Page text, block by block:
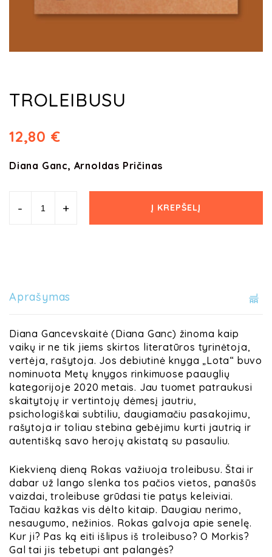
TROLEIBUSU
12,80 €
Diana Ganc, Arnoldas Pričinas
- + Į KREPŠELĮ
Aprašymas
Diana Gancevskaitė (Diana Ganc) žinoma kaip
vaikų ir ne tik jiems skirtos literatūros tyrinėtoja,
vertėja, rašytoja. Jos debiutinė knyga „Lota“ buvo
nominuota Metų knygos rinkimuose paauglių
kategorijoje 2020 metais. Jau tuomet patraukusi
skaitytojų ir vertintojų dėmesį jautriu,
psichologiškai subtiliu, daugiamačiu pasakojimu,
rašytoja ir toliau stebina gebėjimu kurti jautrią ir
autentišką savo herojų akistatą su pasauliu.
Kiekvieną dieną Rokas važiuoja troleibusu. Štai ir
dabar už lango slenka tos pačios vietos, panašūs
vaizdai,troleibuse grūdasi tie patys keleiviai.
Tačiau kažkas vis dėlto kitaip. Daugiau nerimo,
nesaugumo, nežinios. Rokas galvoja apie senelę.
Kur ji? Pas ką eiti išlipus iš troleibuso? O Morkis?
Gal tai jis tebetupi ant palangės?